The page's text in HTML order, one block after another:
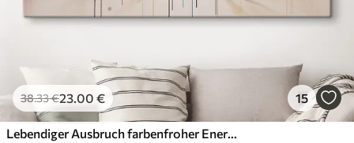
38.33€23.00 € 15
Lebendiger Ausbruch farbenfroher Energie